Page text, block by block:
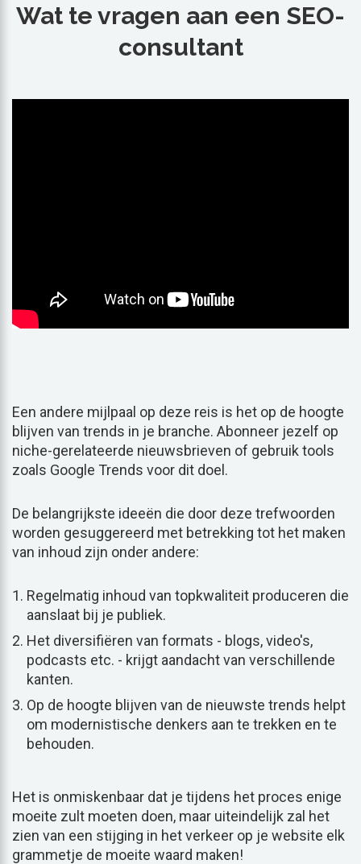
Wat te vragen aan een SEO-
consultant
Een andere mijlpaal op deze reis is het op de hoogte
blijven van trends in je branche. Abonneer jezelf op
niche-gerelateerde nieuwsbrieven of gebruik tools
zoals Google Trends voor dit doel.
De belangrijkste ideeën die door deze trefwoorden
worden gesuggereerd met betrekking tot het maken
van inhoud zijn onder andere:
Regelmatig inhoud van topkwaliteit produceren die
aanslaat bij je publiek.
Het diversifiëren van formats - blogs, video's,
podcasts etc. - krijgt aandacht van verschillende
kanten.
Op de hoogte blijven van de nieuwste trends helpt
om modernistische denkers aan te trekken en te
behouden.
Het is onmiskenbaar dat je tijdens het proces enige
moeite zult moeten doen, maar uiteindelijk zal het
zien van een stijging in het verkeer op je website elk
grammetje de moeite waard maken!